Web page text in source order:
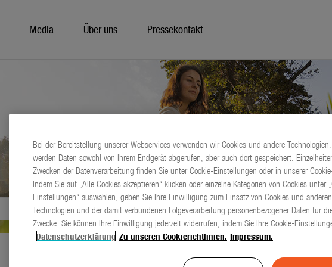
Media Über uns Pressekontakt
Bei der Bereitstellung unserer Webservices verwenden wir Cookies und andere
werden Daten sowohl von Ihrem Endgerät abgerufen, aber auch dort gespeichert.
Zwecken der Datenverarbeitung finden Sie unter Cookie-Einstellungen oder in unserer
Indem Sie auf „Alle Cookies akzeptieren“ klicken oder einzelne Kategorien von Cookies unter
Einstellungen“ auswählen, geben Sie Ihre Einwilligung zum Einsatz von Cookies und anderen
Technologien und der damit verbundenen Folgeverarbeitung personenbezogener Daten für
Zwecke. Sie können Ihre Einwilligung jederzeit widerrufen, indem Sie Ihre Cookie-
Datenschutzerklärung Zu unseren Cookierichtlinien. Impressum.